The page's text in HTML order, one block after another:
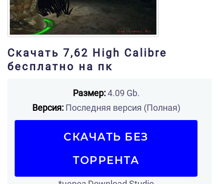
Скачать 7,62 High Calibre
бесплатно на пк
Размер:4.09 Gb.
Версия:Последняя версия (Полная)
СКАЧАТЬ БЕЗ
ТОРРЕНТА